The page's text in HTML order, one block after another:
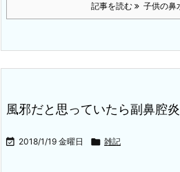
記事を読む 子供の
風邪だと思っていたら副鼻腔炎
 2018/1/19 金曜日  雑記